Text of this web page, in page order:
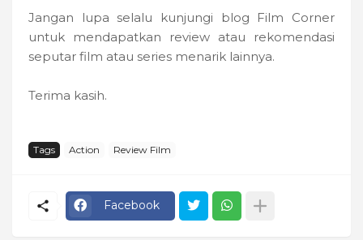
Jangan lupa selalu kunjungi blog Film Corner
untuk mendapatkan review atau rekomendasi
seputar film atau series menarik lainnya.
Terima kasih.
Tags Action Review Film
Facebook